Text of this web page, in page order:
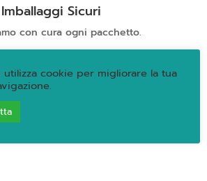
Imballaggi Sicuri
con cura ogni pacchetto.

Qualità Garantita
cookie per migliorare la tua